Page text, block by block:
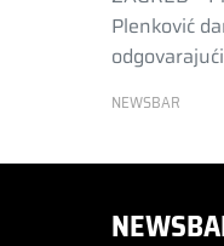
Plenković
NEWSBAR